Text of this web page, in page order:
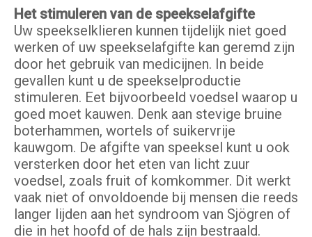
Het stimuleren van de speekselafgifte
Uw speekselklieren kunnen tijdelijk niet goed
werken of uw speekselafgifte kan geremd zijn
door het gebruik van medicijnen. In beide
gevallen kunt u de speekselproductie
stimuleren. Eet bijvoorbeeld voedsel waarop u
goed moet kauwen. Denk aan stevige bruine
boterhammen, wortels of suikervrije
kauwgom. De afgifte van speeksel kunt u ook
versterken door het eten van licht zuur
voedsel, zoals fruit of komkommer. Dit werkt
vaak niet of onvoldoende bij mensen die reeds
langer lijden aan het syndroom van Sjögren of
die in het hoofd of de hals zijn bestraald.